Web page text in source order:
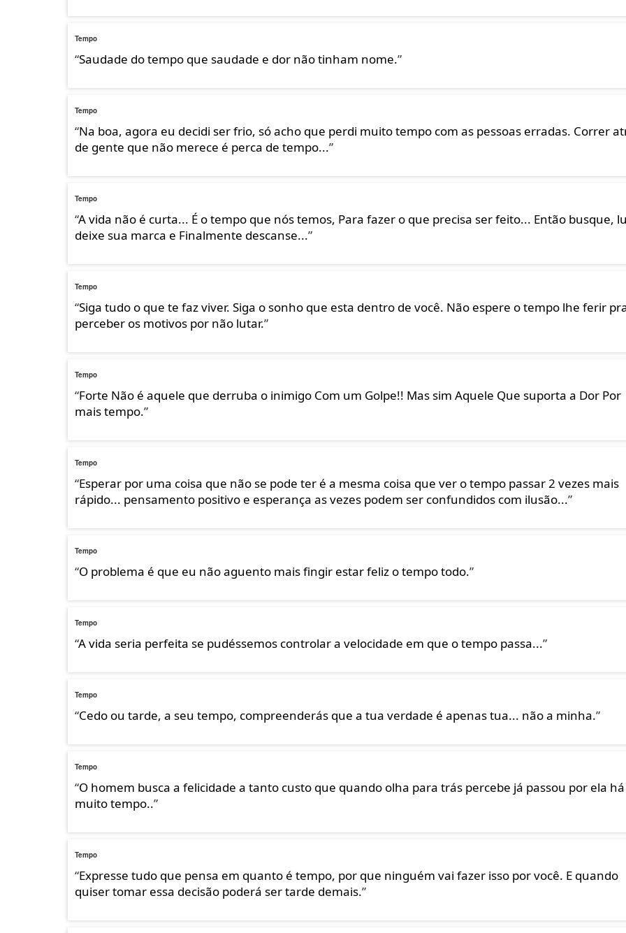
Tempo
“Saudade do tempo que saudade e dor não tinham nome.”
Tempo
“Na boa, agora eu decidi ser frio, só acho que perdi muito tempo com as pessoas erradas. Correr
de gente que não merece é perca de tempo...”
Tempo
“A vida não é curta... É o tempo que nós temos, Para fazer o que precisa ser feito... Então busque,
deixe sua marca e Finalmente descanse...”
Tempo
“Siga tudo o que te faz viver. Siga o sonho que esta dentro de você. Não espere o tempo lhe ferir
perceber os motivos por não lutar.”
Tempo
“Forte Não é aquele que derruba o inimigo Com um Golpe!! Mas sim Aquele Que suporta a Dor Por
mais tempo.”
Tempo
“Esperar por uma coisa que não se pode ter é a mesma coisa que ver o tempo passar 2 vezes mais
rápido... pensamento positivo e esperança as vezes podem ser confundidos com ilusão...”
Tempo
“O problema é que eu não aguento mais fingir estar feliz o tempo todo.”
Tempo
“A vida seria perfeita se pudéssemos controlar a velocidade em que o tempo passa...”
Tempo
“Cedo ou tarde, a seu tempo, compreenderás que a tua verdade é apenas tua... não a minha.”
Tempo
“O homem busca a felicidade a tanto custo que quando olha para trás percebe já passou por ela há
muito tempo..”
Tempo
“Expresse tudo que pensa em quanto é tempo, por que ninguém vai fazer isso por você. E quando
quiser tomar essa decisão poderá ser tarde demais.”